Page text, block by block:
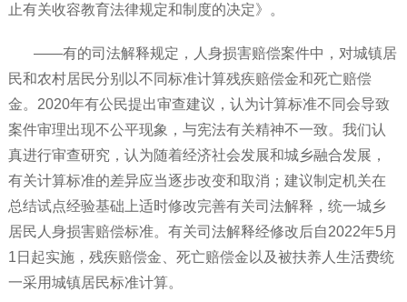
止有关收容教育法律规定和制度的决定》。
——有的司法解释规定，人身损害赔偿案件中，对城镇居
民和农村居民分别以不同标准计算残疾赔偿金和死亡赔偿
金。2020年有公民提出审查建议，认为计算标准不同会导致
案件审理出现不公平现象，与宪法有关精神不一致。我们认
真进行审查研究，认为随着经济社会发展和城乡融合发展，
有关计算标准的差异应当逐步改变和取消；建议制定机关在
总结试点经验基础上适时修改完善有关司法解释，统一城乡
居民人身损害赔偿标准。有关司法解释经修改后自2022年5月
1日起实施，残疾赔偿金、死亡赔偿金以及被扶养人生活费统
一采用城镇居民标准计算。